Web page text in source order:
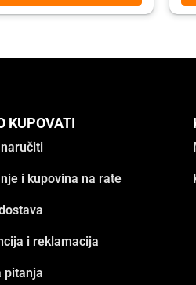
KUPOVATI
i kupovina na rate
i reklamacija
pitanja